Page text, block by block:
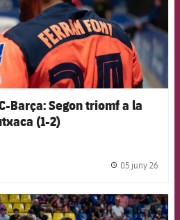
Barça: Segon triomf a la
(1-2)
05 juny 26
FCB Barcelona badge